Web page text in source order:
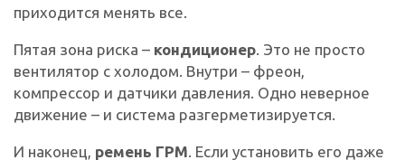
приходится менять все.
Пятая зона риска – кондиционер. Это не просто
вентилятор с холодом. Внутри – фреон,
компрессор и датчики давления. Одно неверное
движение – и система разгерметизируется.
И наконец, ремень ГРМ. Если установить его даже